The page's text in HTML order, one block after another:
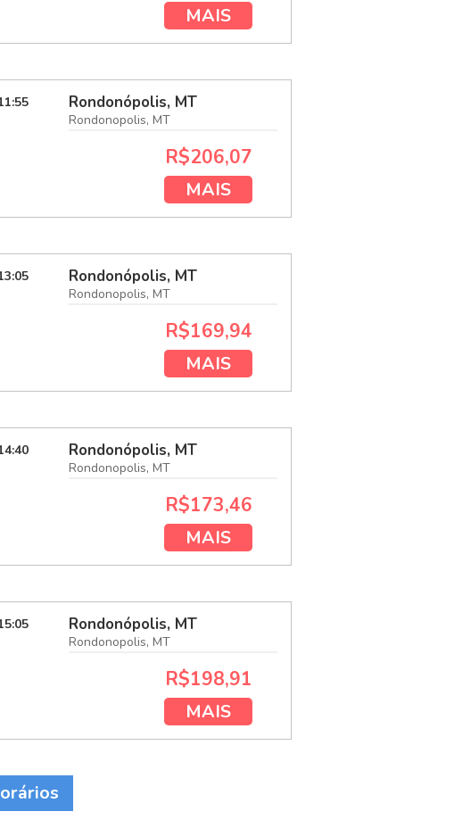
MAIS
Rondonópolis, MT
Rondonopolis, MT
R$206,07
MAIS
Rondonópolis, MT
Rondonopolis, MT
R$169,94
MAIS
Rondonópolis, MT
Rondonopolis, MT
R$173,46
MAIS
Rondonópolis, MT
Rondonopolis, MT
R$198,91
MAIS